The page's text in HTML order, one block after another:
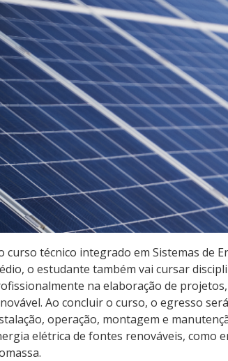
curso técnico integrado em Sistemas de
o estudante também vai cursar
na elaboração de
Ao concluir o curso, o egresso
operação, montagem e
elétrica de fontes renováveis, como